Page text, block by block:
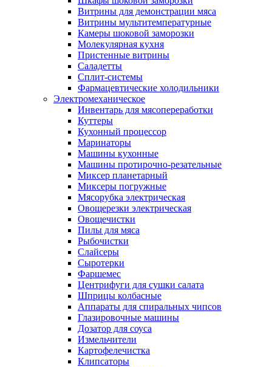
Витрины для демонстрации мяса
Витрины мультитемпературные
Камеры шоковой заморозки
Молекулярная кухня
Пристенные витрины
Саладетты
Сплит-системы
Фармацевтические холодильники
Электромеханическое
Инвентарь для мясопереработки
Куттеры
Кухонный процессор
Маринаторы
Машины кухонные
Машины протирочно-резательные
Миксер планетарный
Миксеры погружные
Мясорубка электрическая
Овощерезки электрическая
Овощечистки
Пилы для мяса
Рыбочистки
Слайсеры
Сыротерки
Фаршемес
Центрифуги для сушки салата
Шприцы колбасные
Аппараты для спиральных чипсов
Глазировочные машины
Дозатор для соуса
Измельчители
Картофелечистка
Клипсаторы